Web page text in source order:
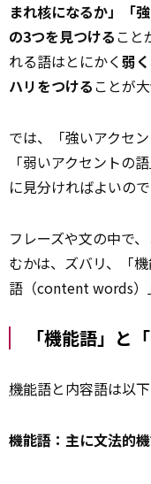
まれ核になるか」「
の3つを見つけること
れる語はとにかく弱
ハリをつけることが
では、「強いアクセ
「弱いアクセントの
に見分ければよいの
フレーズや文の中で
むかは、ズバリ、「
語（content words）
「機能語」と
機能語と内容語は以
機能語：主に文法的